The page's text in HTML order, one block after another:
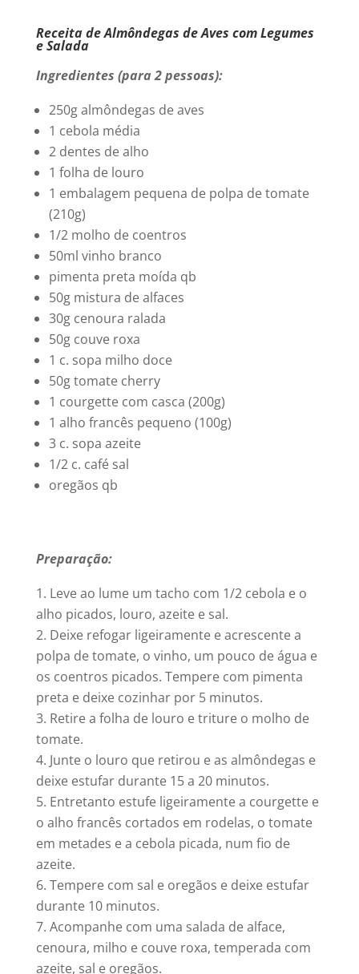
Receita de Almôndegas de Aves com Legumes
e Salada
Ingredientes (para 2 pessoas):
250g almôndegas de aves
1 cebola média
2 dentes de alho
1 folha de louro
1 embalagem pequena de polpa de tomate
(210g)
1/2 molho de coentros
50ml vinho branco
pimenta preta moída qb
50g mistura de alfaces
30g cenoura ralada
50g couve roxa
1 c. sopa milho doce
50g tomate cherry
1 courgette com casca (200g)
1 alho francês pequeno (100g)
3 c. sopa azeite
1/2 c. café sal
oregãos qb
Preparação:
Leve ao lume um tacho com 1/2 cebola e o
alho picados, louro, azeite e sal.
Deixe refogar ligeiramente e acrescente a
polpa de tomate, o vinho, um pouco de água e
os coentros picados. Tempere com pimenta
preta e deixe cozinhar por 5 minutos.
Retire a folha de louro e triture o molho de
tomate.
Junte o louro que retirou e as almôndegas e
deixe estufar durante 15 a 20 minutos.
Entretanto estufe ligeiramente a courgette e
o alho francês cortados em rodelas, o tomate
em metades e a cebola picada, num fio de
azeite.
Tempere com sal e oregãos e deixe estufar
durante 10 minutos.
Acompanhe com uma salada de alface,
cenoura, milho e couve roxa, temperada com
azeite, sal e oregãos.